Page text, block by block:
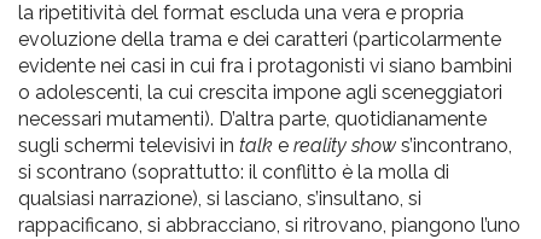
la ripetitività del format escluda una vera e propria
evoluzione della trama e dei caratteri (particolarmente
evidente nei casi in cui fra i protagonisti vi siano bambini
o adolescenti, la cui crescita impone agli sceneggiatori
necessari mutamenti). D’altra parte, quotidianamente
sugli schermi televisivi in talk e reality show s’incontrano,
si scontrano (soprattutto: il conflitto è la molla di
qualsiasi narrazione), si lasciano, s’insultano, si
rappacificano, si abbracciano, si ritrovano, piangono l’uno